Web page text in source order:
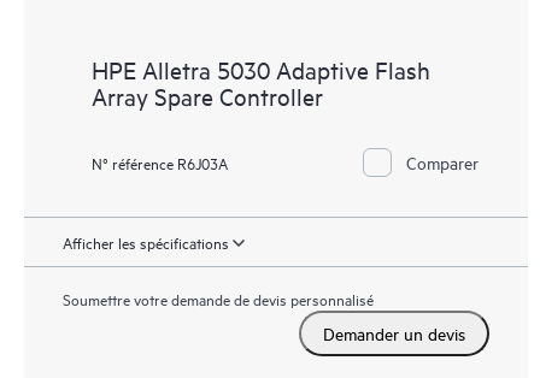
HPE Alletra 5030 Adaptive Flash
Array Spare Controller
N° référence R6J03A Comparer
Afficher les spécifications
Soumettre votre demande de devis personnalisé
Demander un devis